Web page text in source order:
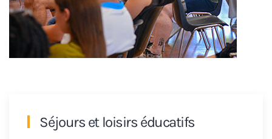
Séjours et loisirs éducatifs